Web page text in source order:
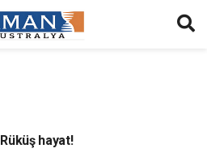
Rüküş hayat!